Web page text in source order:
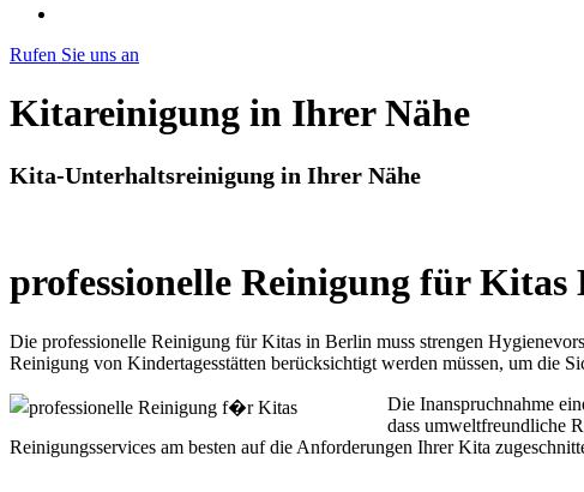
Rufen Sie uns an
Kitareinigung in Ihrer Nähe
Kita-Unterhaltsreinigung in Ihrer Nähe
professionelle Reinigung für
Die professionelle Reinigung für Kitas in Berlin muss strengen
Reinigung von Kindertagesstätten berücksichtigt werden müssen, um die
Die Inanspruchnahme
dass umweltfreundliche
Reinigungsservices am besten auf die Anforderungen Ihrer Kita